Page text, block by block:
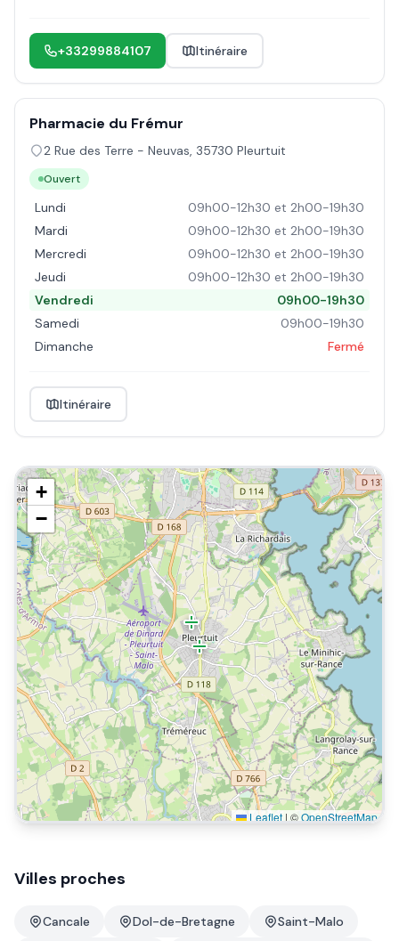
+33299884107 Itinéraire
Pharmacie du Frémur
2 Rue des Terre - Neuvas, 35730 Pleurtuit
Ouvert
Lundi
09h00-12h30 et 2h00-19h30
Mardi
09h00-12h30 et 2h00-19h30
Mercredi
09h00-12h30 et 2h00-19h30
Jeudi
09h00-12h30 et 2h00-19h30
Vendredi
09h00-19h30
Samedi
09h00-19h30
Dimanche
Fermé
Itinéraire
+
−
Leaflet | ©OpenStreetMap
Villes proches
Cancale Dol-de-Bretagne Saint-Malo